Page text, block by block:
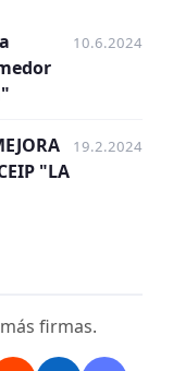
Escolar.
firmando
la
sean
lo mejor! Solo
10.6.2024
"LA
19.2.2024
firmas.